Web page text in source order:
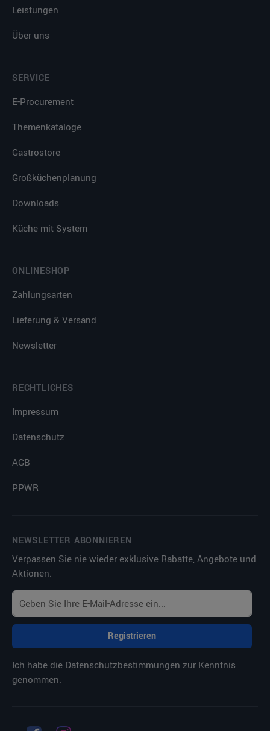
Leistungen
Über uns
SERVICE
E-Procurement
Themenkataloge
Gastrostore
Großküchenplanung
Downloads
Küche mit System
ONLINESHOP
Zahlungsarten
Lieferung & Versand
Newsletter
RECHTLICHES
Impressum
Datenschutz
AGB
PPWR
NEWSLETTER ABONNIEREN
Verpassen Sie nie wieder exklusive Rabatte, Angebote und
Aktionen.
Registrieren
Ich habe die Datenschutzbestimmungen zur Kenntnis
genommen.